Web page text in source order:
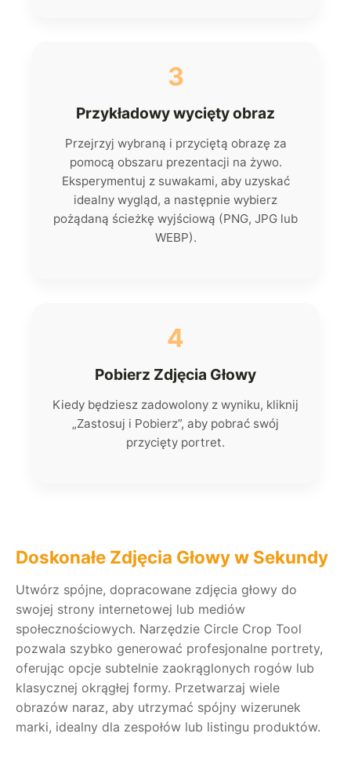
3
Przykładowy wycięty obraz
Przejrzyj wybraną i przyciętą obrazę za
pomocą obszaru prezentacji na żywo.
Eksperymentuj z suwakami, aby uzyskać
idealny wygląd, a następnie wybierz
pożądaną ścieżkę wyjściową (PNG, JPG lub
WEBP).
4
Pobierz Zdjęcia Głowy
Kiedy będziesz zadowolony z wyniku, kliknij
„Zastosuj i Pobierz”, aby pobrać swój
przycięty portret.
Doskonałe Zdjęcia Głowy w Sekundy
Utwórz spójne, dopracowane zdjęcia głowy do
swojej strony internetowej lub mediów
społecznościowych. Narzędzie Circle Crop Tool
pozwala szybko generować profesjonalne portrety,
oferując opcje subtelnie zaokrąglonych rogów lub
klasycznej okrągłej formy. Przetwarzaj wiele
obrazów naraz, aby utrzymać spójny wizerunek
marki, idealny dla zespołów lub listingu produktów.